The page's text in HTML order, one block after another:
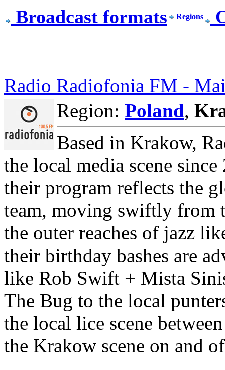
Broadcast formats
Regions
Radio Radiofonia FM -
Region: Poland,
Based in Krakow,
the local media scene
their program reflects the
team, moving swiftly from
the outer reaches of jazz
their birthday bashes are
like Rob Swift + Mista
The Bug to the local
the local lice scene
the Krakow scene on and